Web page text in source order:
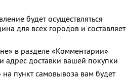
будет осуществляться
для всех городов и составляет
в разделе «Комментарии»
адрес доставки вашей покупки
пункт самовывоза вам будет